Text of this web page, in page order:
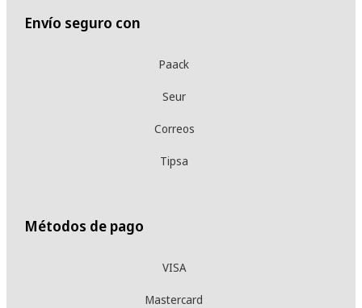
Envío seguro con
Paack
Seur
Correos
Tipsa
Métodos de pago
VISA
Mastercard